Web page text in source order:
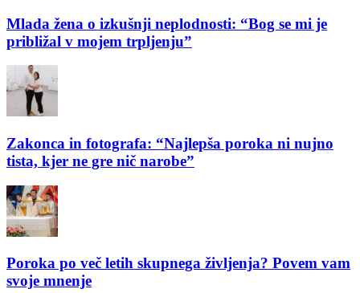
Mlada žena o izkušnji neplodnosti: “Bog se mi je
približal v mojem trpljenju”
Zakonca in fotografa: “Najlepša poroka ni nujno
tista, kjer ne gre nič narobe”
Poroka po več letih skupnega življenja? Povem vam
svoje mnenje